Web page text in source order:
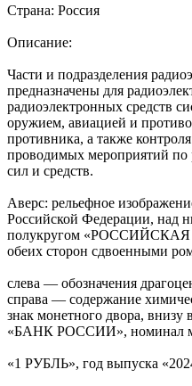
Страна: Россия
Описание:
Части и подразделения
предназначены для
радиоэлектронных средств
оружием, авиацией и
противника, а также
проводимых мероприятий по
сил и средств.
Аверс: рельефное
Российской Федерации, над
полукругом «РОССИЙСКАЯ
обеих сторон сдвоенными
слева — обозначения
справа — содержание
знак монетного двора,
«БАНК РОССИИ», номинал
«1 РУБЛЬ», год выпуска